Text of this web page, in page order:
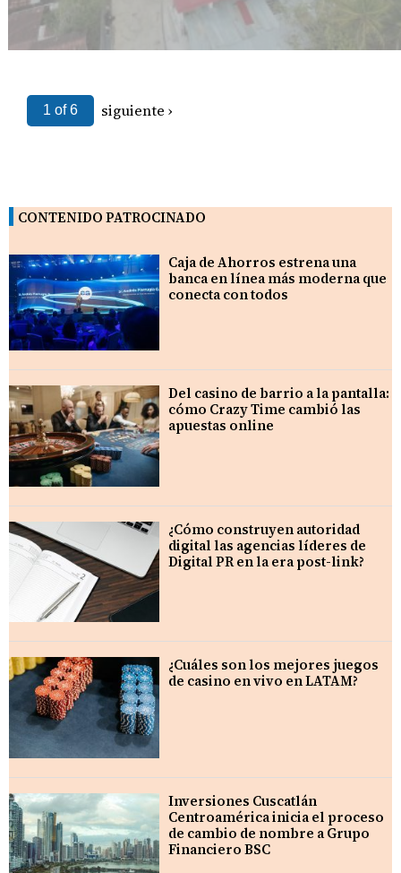
1 of 6 siguiente ›
CONTENIDO PATROCINADO
Caja de Ahorros estrena una
banca en línea más moderna que
conecta con todos
Del casino de barrio a la pantalla:
cómo Crazy Time cambió las
apuestas online
¿Cómo construyen autoridad
digital las agencias líderes de
Digital PR en la era post-link?
¿Cuáles son los mejores juegos
de casino en vivo en LATAM?
Inversiones Cuscatlán
Centroamérica inicia el proceso
de cambio de nombre a Grupo
Financiero BSC